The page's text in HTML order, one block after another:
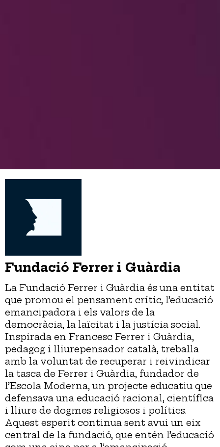
Fundació Ferrer i Guàrdia
La Fundació Ferrer i Guàrdia és una entitat
que promou el pensament crític, l’educació
emancipadora i els valors de la
democràcia, la laïcitat i la justícia social.
Inspirada en Francesc Ferrer i Guàrdia,
pedagog i lliurepensador català, treballa
amb la voluntat de recuperar i reivindicar
la tasca de Ferrer i Guàrdia, fundador de
l’Escola Moderna, un projecte educatiu que
defensava una educació racional, científica
i lliure de dogmes religiosos i polítics.
Aquest esperit continua sent avui un eix
central de la fundació, que entén l’educació